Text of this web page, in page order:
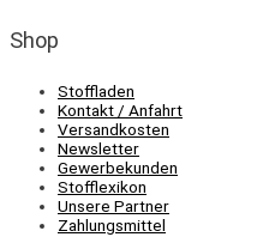
Shop
Stoffladen
Kontakt / Anfahrt
Versandkosten
Newsletter
Gewerbekunden
Stofflexikon
Unsere Partner
Zahlungsmittel